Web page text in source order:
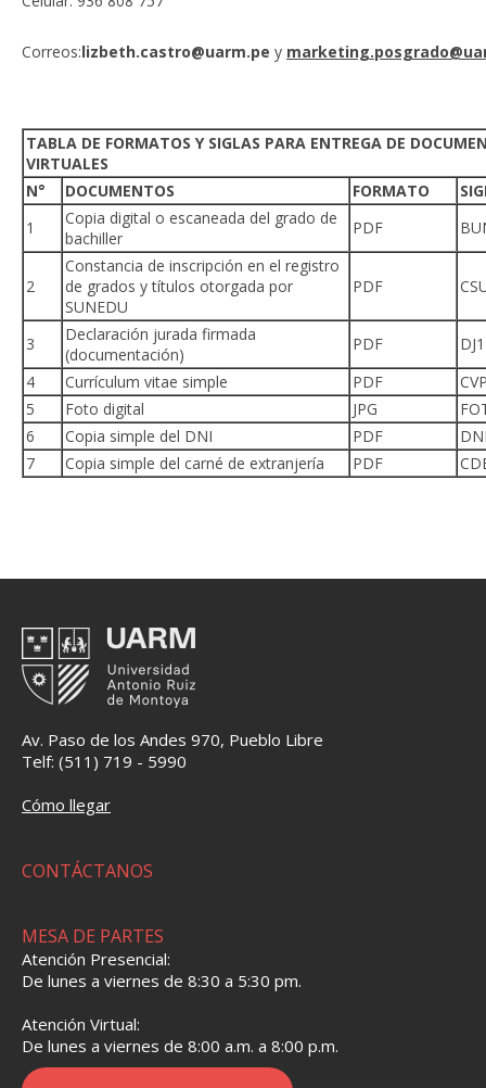
Correos:lizbeth.castro@uarm.pe y
TABLA DE FORMATOS Y SIGLAS PARA ENTREGA DE
VIRTUALES
N°
DOCUMENTOS FORMATO
1
Copia digital o escaneada del grado de
bachiller
PDF
2
Constancia de inscripción en el registro
de grados y títulos otorgada por
SUNEDU
PDF
3
Declaración jurada firmada
(documentación)
PDF
DJ1
4
Currículum vitae simple PDF
5
Foto digital JPG
6
Copia simple del DNI PDF
7
Copia simple del carné de extranjería PDF
Av. Paso de los Andes 970, Pueblo Libre
Telf: (511) 719 - 5990
Cómo llegar
CONTÁCTANOS
MESA DE PARTES
Atención Presencial:
De lunes a viernes de 8:30 a 5:30 pm.
Atención Virtual:
De lunes a viernes de 8:00 a.m. a 8:00 p.m.